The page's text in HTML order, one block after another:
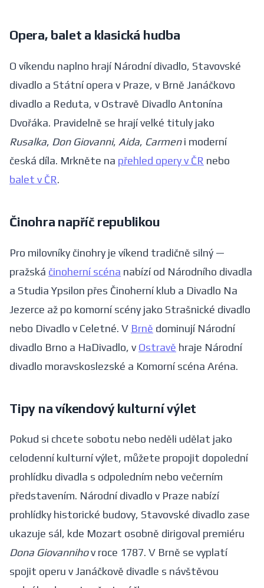
Opera, balet a klasická hudba
O víkendu naplno hrají Národní divadlo, Stavovské
divadlo a Státní opera v Praze, v Brně Janáčkovo
divadlo a Reduta, v Ostravě Divadlo Antonína
Dvořáka. Pravidelně se hrají velké tituly jako
Rusalka, Don Giovanni, Aida, Carmeni moderní
česká díla. Mrkněte na přehled opery v ČR nebo
balet v ČR.
Činohra napříč republikou
Pro milovníky činohry je víkend tradičně silný —
pražská činoherní scéna nabízí od Národního divadla
a Studia Ypsilon přes Činoherní klub a Divadlo Na
Jezerce až po komorní scény jako Strašnické divadlo
nebo Divadlo v Celetné. V Brně dominují Národní
divadlo Brno a HaDivadlo, v Ostravě hraje Národní
divadlo moravskoslezské a Komorní scéna Aréna.
Tipy na víkendový kulturní výlet
Pokud si chcete sobotu nebo neděli udělat jako
celodenní kulturní výlet, můžete propojit dopolední
prohlídku divadla s odpoledním nebo večerním
představením. Národní divadlo v Praze nabízí
prohlídky historické budovy, Stavovské divadlo zase
ukazuje sál, kde Mozart osobně dirigoval premiéru
Dona Giovannihov roce 1787. V Brně se vyplatí
spojit operu v Janáčkově divadle s návštěvou